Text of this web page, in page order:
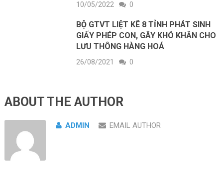
10/05/2022 0
BỘ GTVT LIỆT KÊ 8 TỈNH PHÁT SINH
GIẤY PHÉP CON, GÂY KHÓ KHĂN CHO
LƯU THÔNG HÀNG HOÁ
26/08/2021 0
ABOUT THE AUTHOR
ADMIN EMAIL AUTHOR